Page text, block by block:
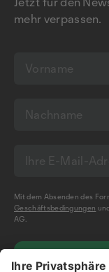
mehr verpassen.
Mit dem Absenden des
Geschäftsbedingungen
AG.